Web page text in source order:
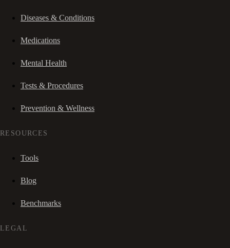
Diseases & Conditions
Medications
Mental Health
Tests & Procedures
Prevention & Wellness
RESOURCES
Tools
Blog
Benchmarks
LEGAL